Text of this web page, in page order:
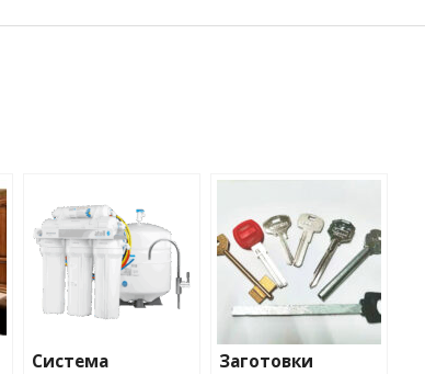
Система
Заготовки